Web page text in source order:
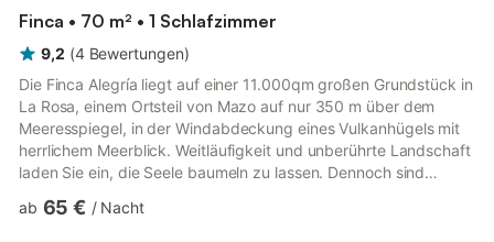
Finca • 70 m² • 1 Schlafzimmer
9,2 (4 Bewertungen)
Die Finca Alegría liegt auf einer 11.000qm großen Grundstück in
La Rosa, einem Ortsteil von Mazo auf nur 350 m über dem
Meeresspiegel, in der Windabdeckung eines Vulkanhügels mit
herrlichem Meerblick. Weitläufigkeit und unberührte Landschaft
laden Sie ein, die Seele baumeln zu lassen. Dennoch sind
für Wanderer, die Urlaub abseits des Massentourismus
ab 65 € / Nacht